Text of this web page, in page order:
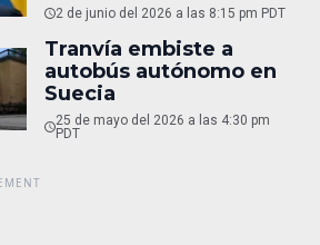
2 de junio del 2026 a las 8:15 pm PDT
Tranvía embiste a
autobús autónomo en
Suecia
25 de mayo del 2026 a las 4:30 pm
PDT